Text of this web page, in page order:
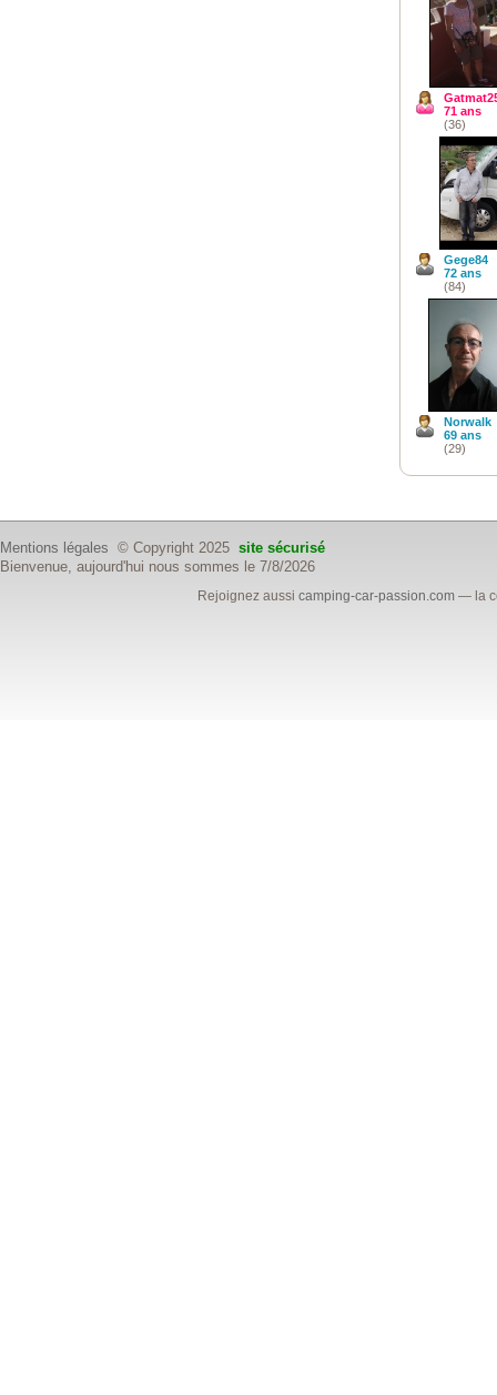
71 ans
(36)
Gege84
72 ans
(84)
Norwalk
69 ans
(29)
Mentions légales © Copyright 2025 site sécurisé
Bienvenue, aujourd'hui nous sommes le 7/8/2026
Rejoignez aussicamping-car-passion.com — la